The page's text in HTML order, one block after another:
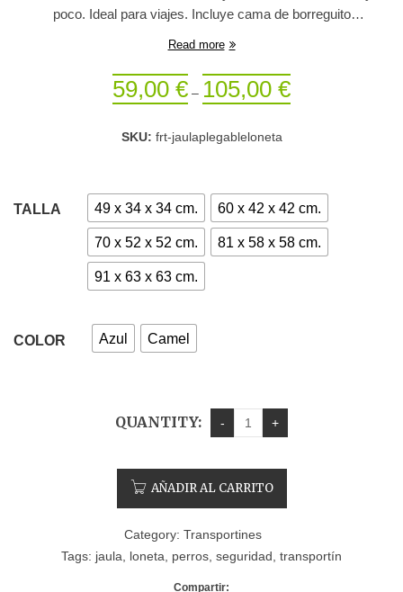
poco. Ideal para viajes. Incluye cama de borreguito
camel.
Read more
59,00 € – 105,00 €
SKU: frt-jaulaplegableloneta
TALLA 49 x 34 x 34 cm. 60 x 42 x 42 cm.
70 x 52 x 52 cm. 81 x 58 x 58 cm.
91 x 63 x 63 cm.
COLOR Azul Camel
QUANTITY:
AÑADIR AL CARRITO
Category: Transportines
Tags: jaula loneta perros seguridad transportín
Compartir: